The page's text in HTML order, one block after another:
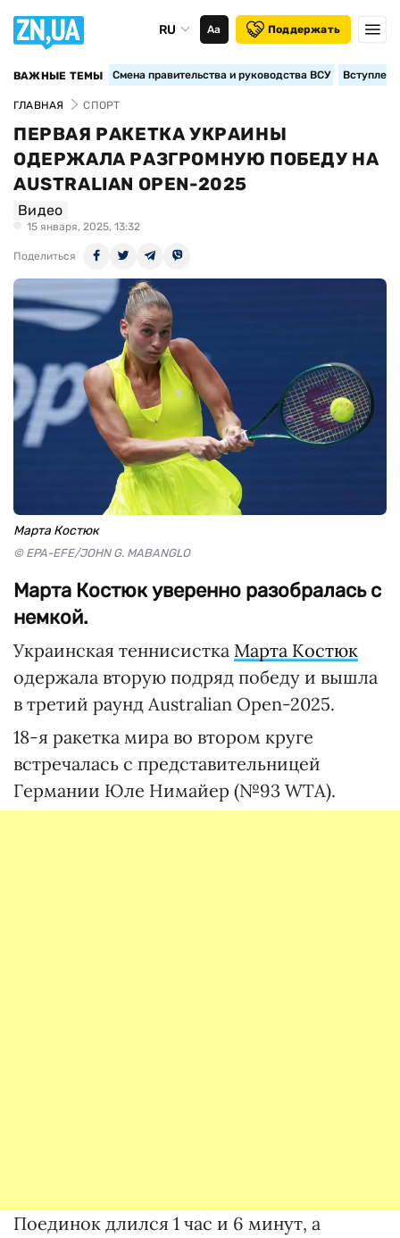
RU Аа Поддержать
ВАЖНЫЕ ТЕМЫ Смена правительства и руководства ВСУ
ГЛАВНАЯ СПОРТ
ПЕРВАЯ РАКЕТКА УКРАИНЫ
ОДЕРЖАЛА РАЗГРОМНУЮ ПОБЕДУ НА
AUSTRALIAN OPEN-2025
Видео
15 января, 2025, 13:32
Поделиться
Марта Костюк
© EPA-EFE/JOHN G. MABANGLO
Марта Костюк уверенно разобралась с
немкой.
Украинская теннисистка Марта Костюк
одержала вторую подряд победу и вышла
в третий раунд Australian Open-2025.
18-я ракетка мира во втором круге
встречалась с представительницей
Германии Юле Нимайер (№93 WTA).
Поединок длился 1 час и 6 минут, а